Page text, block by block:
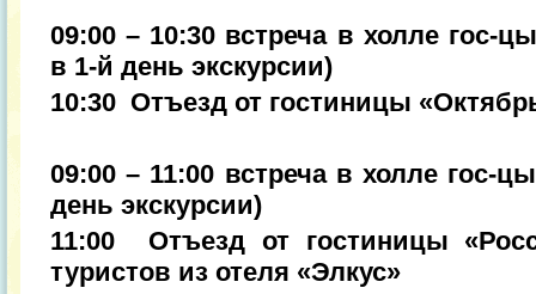
09:00 – 10:30 встреча в холле гос-
в 1-й день экскурсии)
10:30 Отъезд от гостиницы
09:00 – 11:00 встреча в холле гос-
день экскурсии)
11:00 Отъезд от гостиницы
туристов из отеля «Элкус»